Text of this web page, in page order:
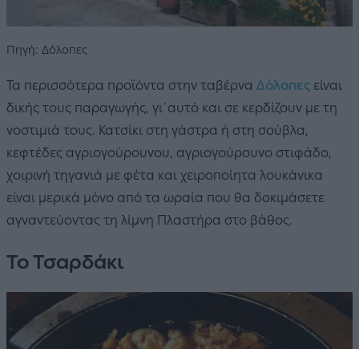
Πηγή: Δόλοπες
Τα περισσότερα προϊόντα στην ταβέρνα Δόλοπες είναι
δικής τους παραγωγής, γι΄αυτό και σε κερδίζουν με τη
νοστιμιά τους. Κατσίκι στη γάστρα ή στη σούβλα,
κεφτέδες αγριογούρουνου, αγριογούρουνο στιφάδο,
χοιρινή τηγανιά με φέτα και χειροποίητα λουκάνικα
είναι μερικά μόνο από τα ωραία που θα δοκιμάσετε
αγναντεύοντας τη λίμνη Πλαστήρα στο βάθος.
Το Τσαρδάκι